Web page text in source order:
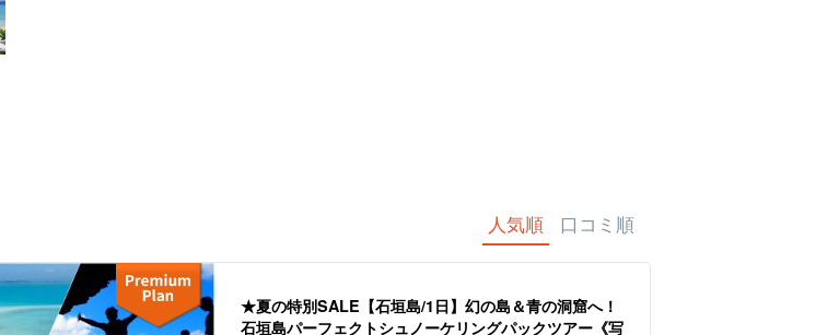
人気順 口コミ順
★夏の特別SALE【石垣島/1日】幻の島＆青の洞窟へ！
石垣島パーフェクトシュノーケリングパックツアー《写